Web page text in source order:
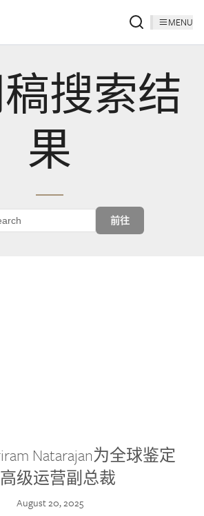
MENU
搜索结
果
前往
Natarajan为全球鉴定
级运营副总裁
August 20, 2025